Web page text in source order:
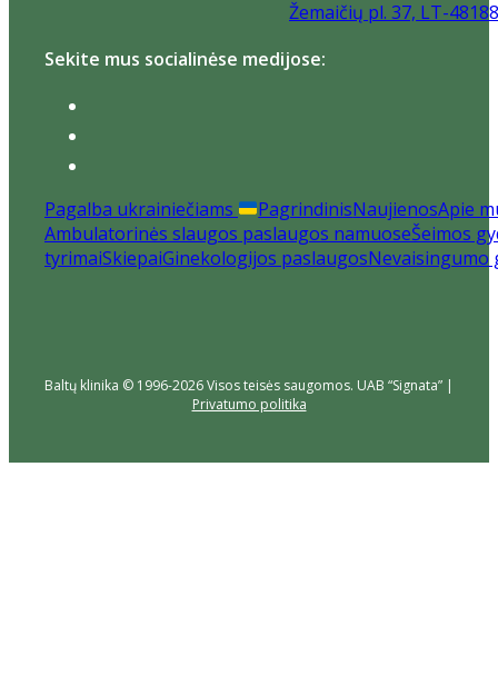
Žemaičių pl. 37, LT-
Sekite mus socialinėse medijose:
Pagalba ukrainiečiams PagrindinisNaujienosApie
Ambulatorinės slaugos paslaugos namuoseŠeimos
tyrimaiSkiepaiGinekologijos paslaugosNevaisingumo
Baltų klinika © 1996-2026 Visos teisės saugomos. UAB “Signata” |
Privatumo politika